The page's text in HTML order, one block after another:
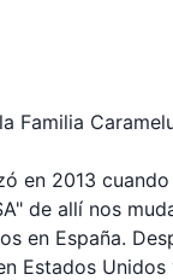
Familia
en 2013
de allí nos
en España.
Estados